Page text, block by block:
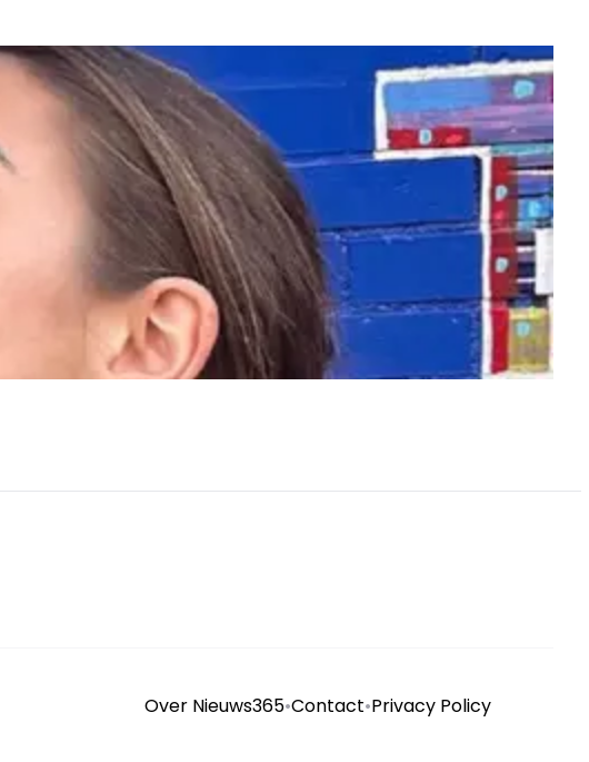
Over Nieuws365•Contact•Privacy Policy